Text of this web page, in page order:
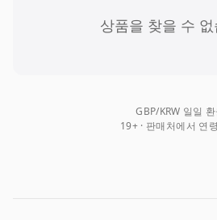
상품을 찾을 수
GBP/KRW 일일 환
19+ · 판매처에서 연